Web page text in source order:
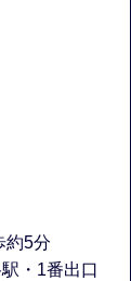
約5分
・1番出口